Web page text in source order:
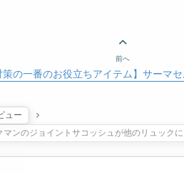
前へ
策の一番のお役立ちアイテム】サーマ
ュー
マンのジョイントサコッシュが他のリュック